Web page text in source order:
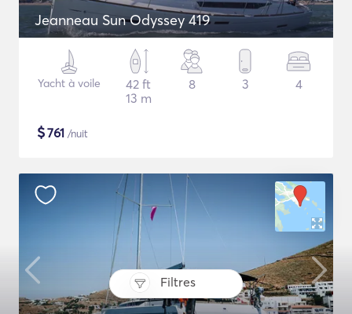
Filtres
Jeanneau Sun Odyssey 419
Yacht à voile
42 ft
13 m
8 3 4
$761 /nuit